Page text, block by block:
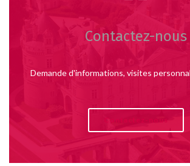
Contactez-nous
Demande d'informations, visites
Contactez-nous